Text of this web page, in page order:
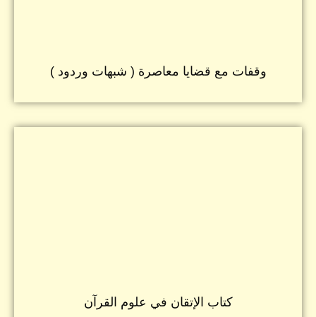
وقفات مع قضايا معاصرة ( شبهات وردود )
كتاب الإتقان في علوم القرآن